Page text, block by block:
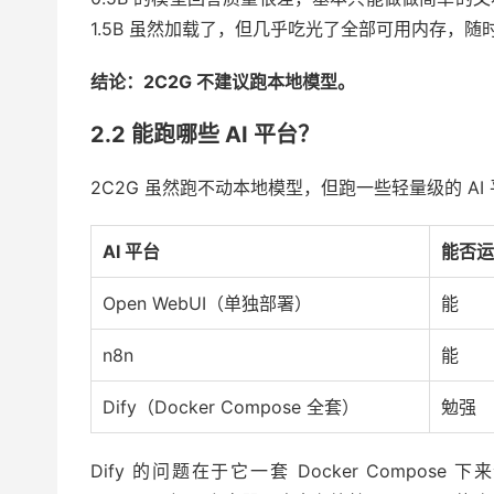
1.5B 虽然加载了，但几乎吃光了全部可用内存，随
结论：2C2G 不建议跑本地模型。
2.2 能跑哪些 AI 平台？
2C2G 虽然跑不动本地模型，但跑一些轻量级的
AI 平台 能否
Open WebUI（单独部署） 能
n8n 能
Dify（Docker Compose 全套） 勉强
Dify 的问题在于它一套 Docker Compose 下